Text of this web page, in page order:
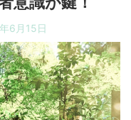
6月15日